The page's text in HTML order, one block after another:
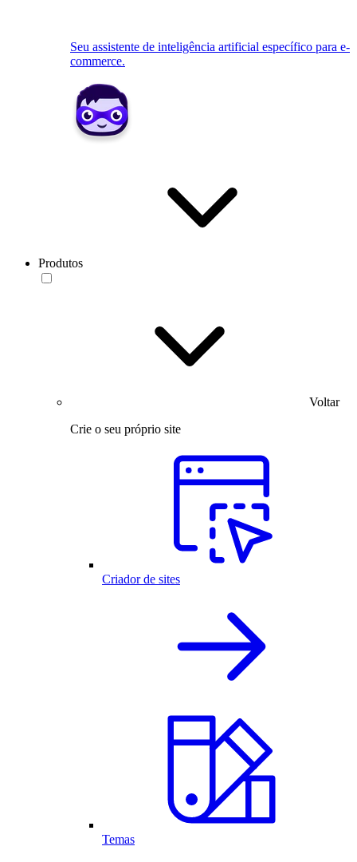
Seu assistente de inteligência artificial específico para e-
commerce.
Produtos
Voltar
Crie o seu próprio site
Criador de sites
Temas